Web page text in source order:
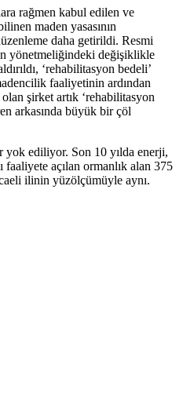
rağmen kabul edilen ve
maden yasasının
daha getirildi. Resmi
yönetmeliğindeki değişiklikle
‘rehabilitasyon bedeli’
faaliyetinin ardından
şirket artık ‘rehabilitasyon
arkasında büyük bir çöl
ediliyor. Son 10 yılda enerji,
faaliyete açılan ormanlık alan 375
ilinin yüzölçümüyle aynı.